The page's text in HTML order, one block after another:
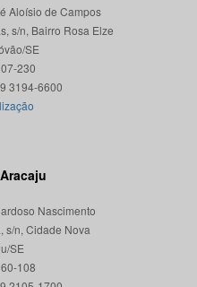
Aloísio de Campos
s/n, Bairro Rosa Elze
SE
230
Nascimento
s/n, Cidade Nova
SE
108